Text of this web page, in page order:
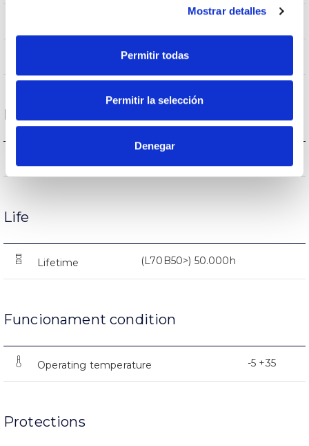
Mostrar detalles
Permitir todas
Permitir la selección
Denegar
Performance
Life
Lifetime (L70B50>) 50.000h
Funcionament condition
Operating temperature -5 +35
Protections